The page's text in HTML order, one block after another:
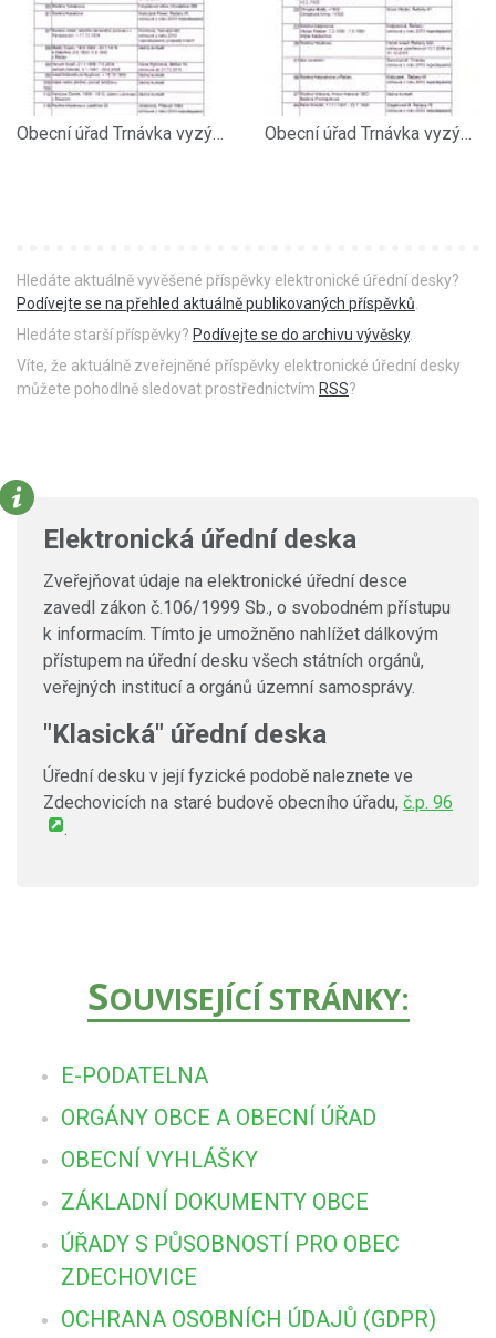
Obecní úřad Trnávka vyzývá nájemce hrobových míst 04082011 str. 2 Obecní úřad Trnávka vyzývá nájemce hrobových míst 04082011 str. 1
Hledáte aktuálně vyvěšené příspěvky elektronické úřední desky?
Podívejte se na přehled aktuálně publikovaných příspěvků
Hledáte starší příspěvky? Podívejte se do archivu vývěsky.
Víte, že aktuálně zveřejněné příspěvky elektronické úřední desky
můžete pohodlně sledovat prostřednictvím RSS?
Elektronická úřední deska
Zveřejňovat údaje na elektronické úřední desce
zavedl zákon č.106/1999 Sb., o svobodném přístupu
k informacím. Tímto je umožněno nahlížet dálkovým
přístupem na úřední desku všech státních orgánů,
veřejných institucí a orgánů územní samosprávy.
"Klasická" úřední deska
Úřední desku v její fyzické podobě naleznete ve
Zdechovicích na staré budově obecního úřadu, č.p. 96
.
SOUVISEJÍCÍ STRÁNKY:
E-PODATELNA
ORGÁNY OBCE A OBECNÍ ÚŘAD
OBECNÍ VYHLÁŠKY
ZÁKLADNÍ DOKUMENTY OBCE
ÚŘADY S PŮSOBNOSTÍ PRO OBEC
ZDECHOVICE
OCHRANA OSOBNÍCH ÚDAJŮ (GDPR)